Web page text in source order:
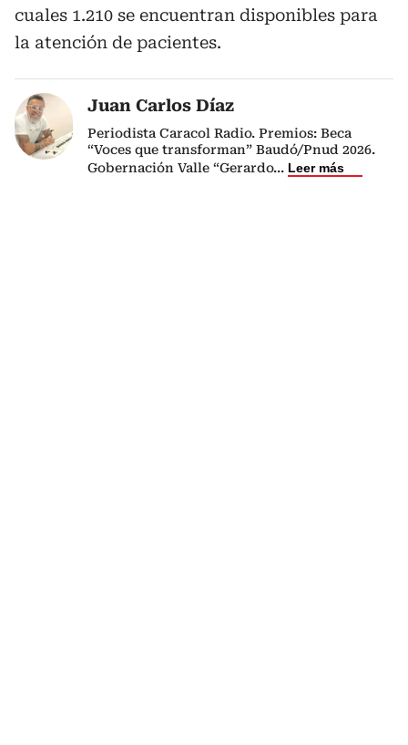
cuales 1.210 se encuentran disponibles para
la atención de pacientes.
Juan Carlos Díaz
Periodista Caracol Radio. Premios: Beca
“Voces que transforman” Baudó/Pnud 2026.
Gobernación Valle “Gerardo... Leer más